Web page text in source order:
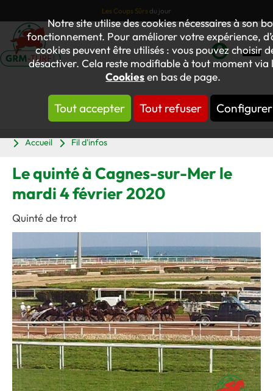
Notre site utilise des cookies nécessaires à son
fonctionnement. Pour améliorer votre expérience,
cookies peuvent être utilisés : vous pouvez choisir
désactiver. Cela reste modifiable à tout moment via
Cookiesen bas de page.
Tout accepter Tout refuser Configurer
Les Coups Sûrs du jour
Mon
compte
Accueil
Fil d'infos
Le quinté à Cagnes-sur-Mer le
mardi 4 février 2020
Quinté de trot